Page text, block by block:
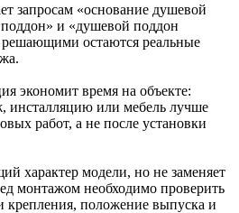
запросам «основание душевой
и «душевой поддон
остаются реальные
экономит время на объекте:
инсталляцию или мебель лучше
работ, а не после установки
характер модели, но не заменяет
монтажом необходимо проверить
крепления, положение выпуска и